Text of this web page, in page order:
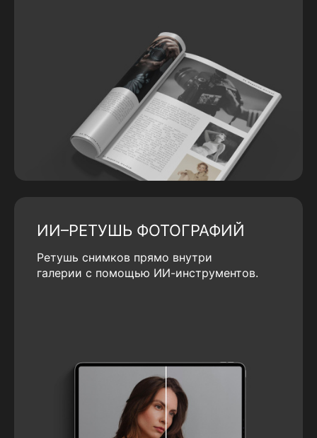
ИИ–РЕТУШЬ ФОТОГРАФИЙ
Ретушь снимков прямо внутри
галерии с помощью ИИ-инструментов.